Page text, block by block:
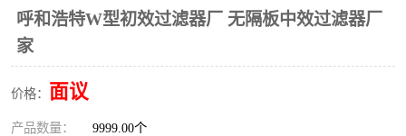
呼和浩特W型初效过滤器厂 无隔板中效过滤器厂
家
价格： 面议
产品数量： 9999.00个